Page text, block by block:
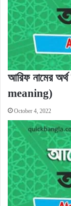
আরিফ নামের
meaning)
October 4, 2022